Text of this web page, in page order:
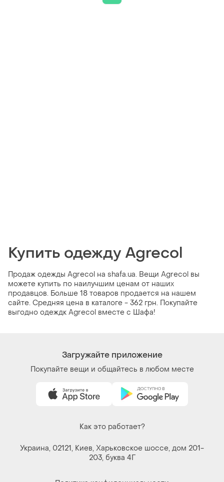
Купить одежду Agrecol
Продаж одежды Agrecol на shafa.ua. Вещи Agrecol вы
можете купить по наилучшим ценам от наших
продавцов. Больше 18 товаров продается на нашем
сайте. Средняя цена в каталоге - 362 грн. Покупайте
выгодно одеждк Agrecol вместе с Шафа!
Загружайте приложение
Покупайте вещи и общайтесь в любом месте
Как это работает?
Украина, 02121, Киев, Харьковское шоссе, дом 201-
203, буква 4Г